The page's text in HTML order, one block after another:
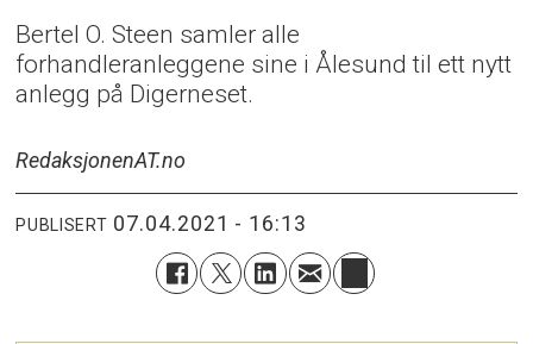
Bertel O. Steen samler alle
forhandleranleggene sine i Ålesund til ett nytt
anlegg på Digerneset.
RedaksjonenAT.no
PUBLISERT 07.04.2021 - 16:13